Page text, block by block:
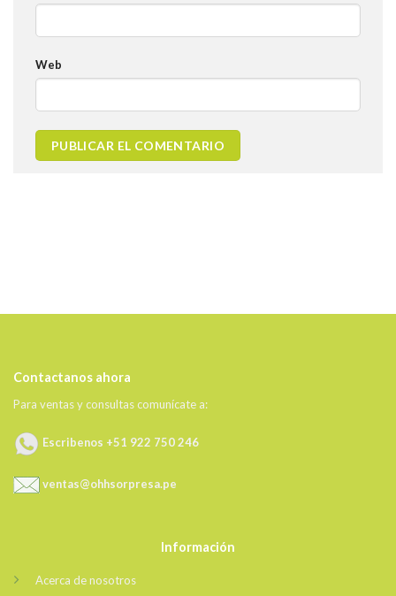
Web
Contactanos ahora
Para ventas y consultas comunícate a:
Escribenos +51 922 750 246
ventas@ohhsorpresa.pe
Información
Acerca de nosotros